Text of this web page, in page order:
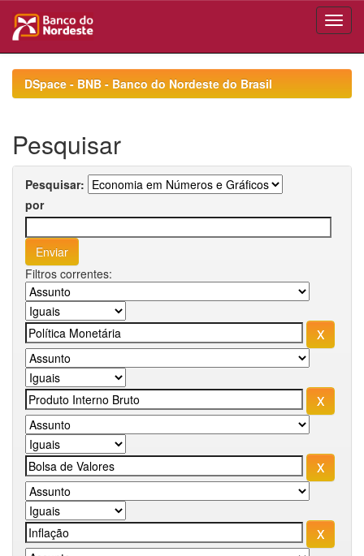
navigationDSpace - BNB - Banco do Nordeste do Brasil
Pesquisar
Pesquisar:
por
Filtros correntes: